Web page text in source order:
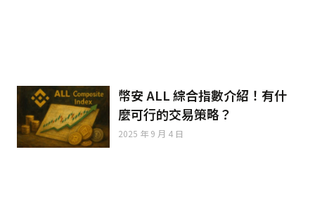
幣安 ALL 綜合指數介紹！有什
麼可行的交易策略？
2025 年 9 月 4 日